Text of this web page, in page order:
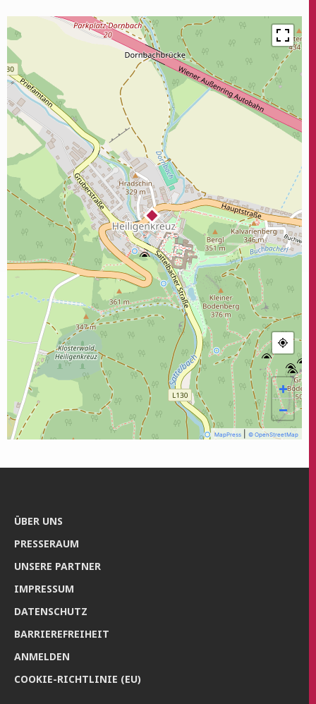
+
−
MapPress © OpenStreetMap
ÜBER UNS
PRES­SE­RAUM
UNSE­RE PARTNER
IMPRES­SUM
DATEN­SCHUTZ
BAR­RIE­RE­FREI­HEIT
ANMEL­DEN
COO­KIE-RICH­T­­LI­­NIE (EU)